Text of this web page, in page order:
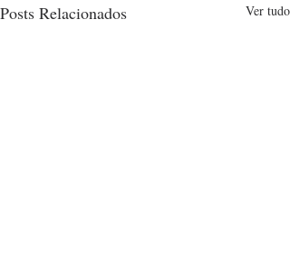
Posts Relacionados Ver tudo